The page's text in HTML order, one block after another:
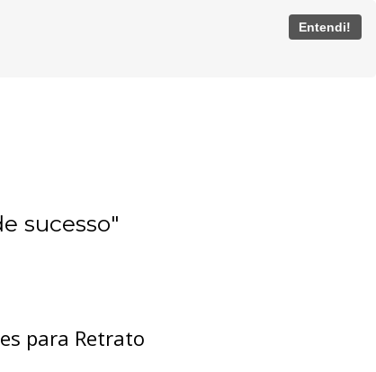
Entendi!
sucesso"
para Retrato